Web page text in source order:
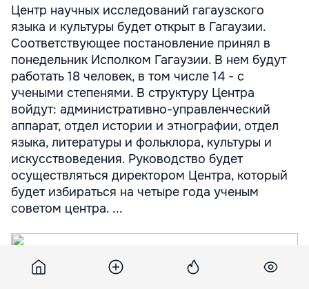
Центр научных исследований гагаузского
языка и культуры будет открыт в Гагаузии.
Соответствующее постановление принял в
понедельник Исполком Гагаузии. В нем будут
работать 18 человек, в том числе 14 - с
учеными степенями. В структуру Центра
войдут: административно-управленческий
аппарат, отдел истории и этнографии, отдел
языка, литературы и фольклора, культуры и
искусствоведения. Руководство будет
осуществляться директором Центра, который
будет избираться на четыре года ученым
советом центра. ...